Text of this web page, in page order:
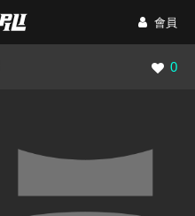
會員
瀏覽
0